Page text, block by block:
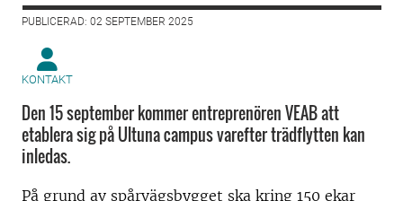
PUBLICERAD: 02 SEPTEMBER 2025
KONTAKT
Den 15 september kommer entreprenören VEAB att
etablera sig på Ultuna campus varefter trädflytten kan
inledas.
På grund av spårvägsbygget ska kring 150 ekar